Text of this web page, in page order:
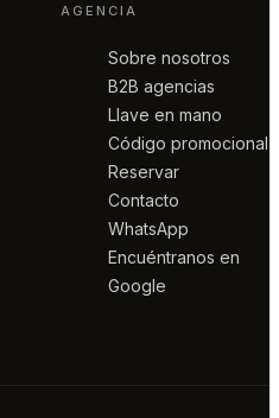
AGENCIA
Sobre nosotros
B2B agencias
Llave en mano
Código promocional
Reservar
Contacto
WhatsApp
Encuéntranos en
Google